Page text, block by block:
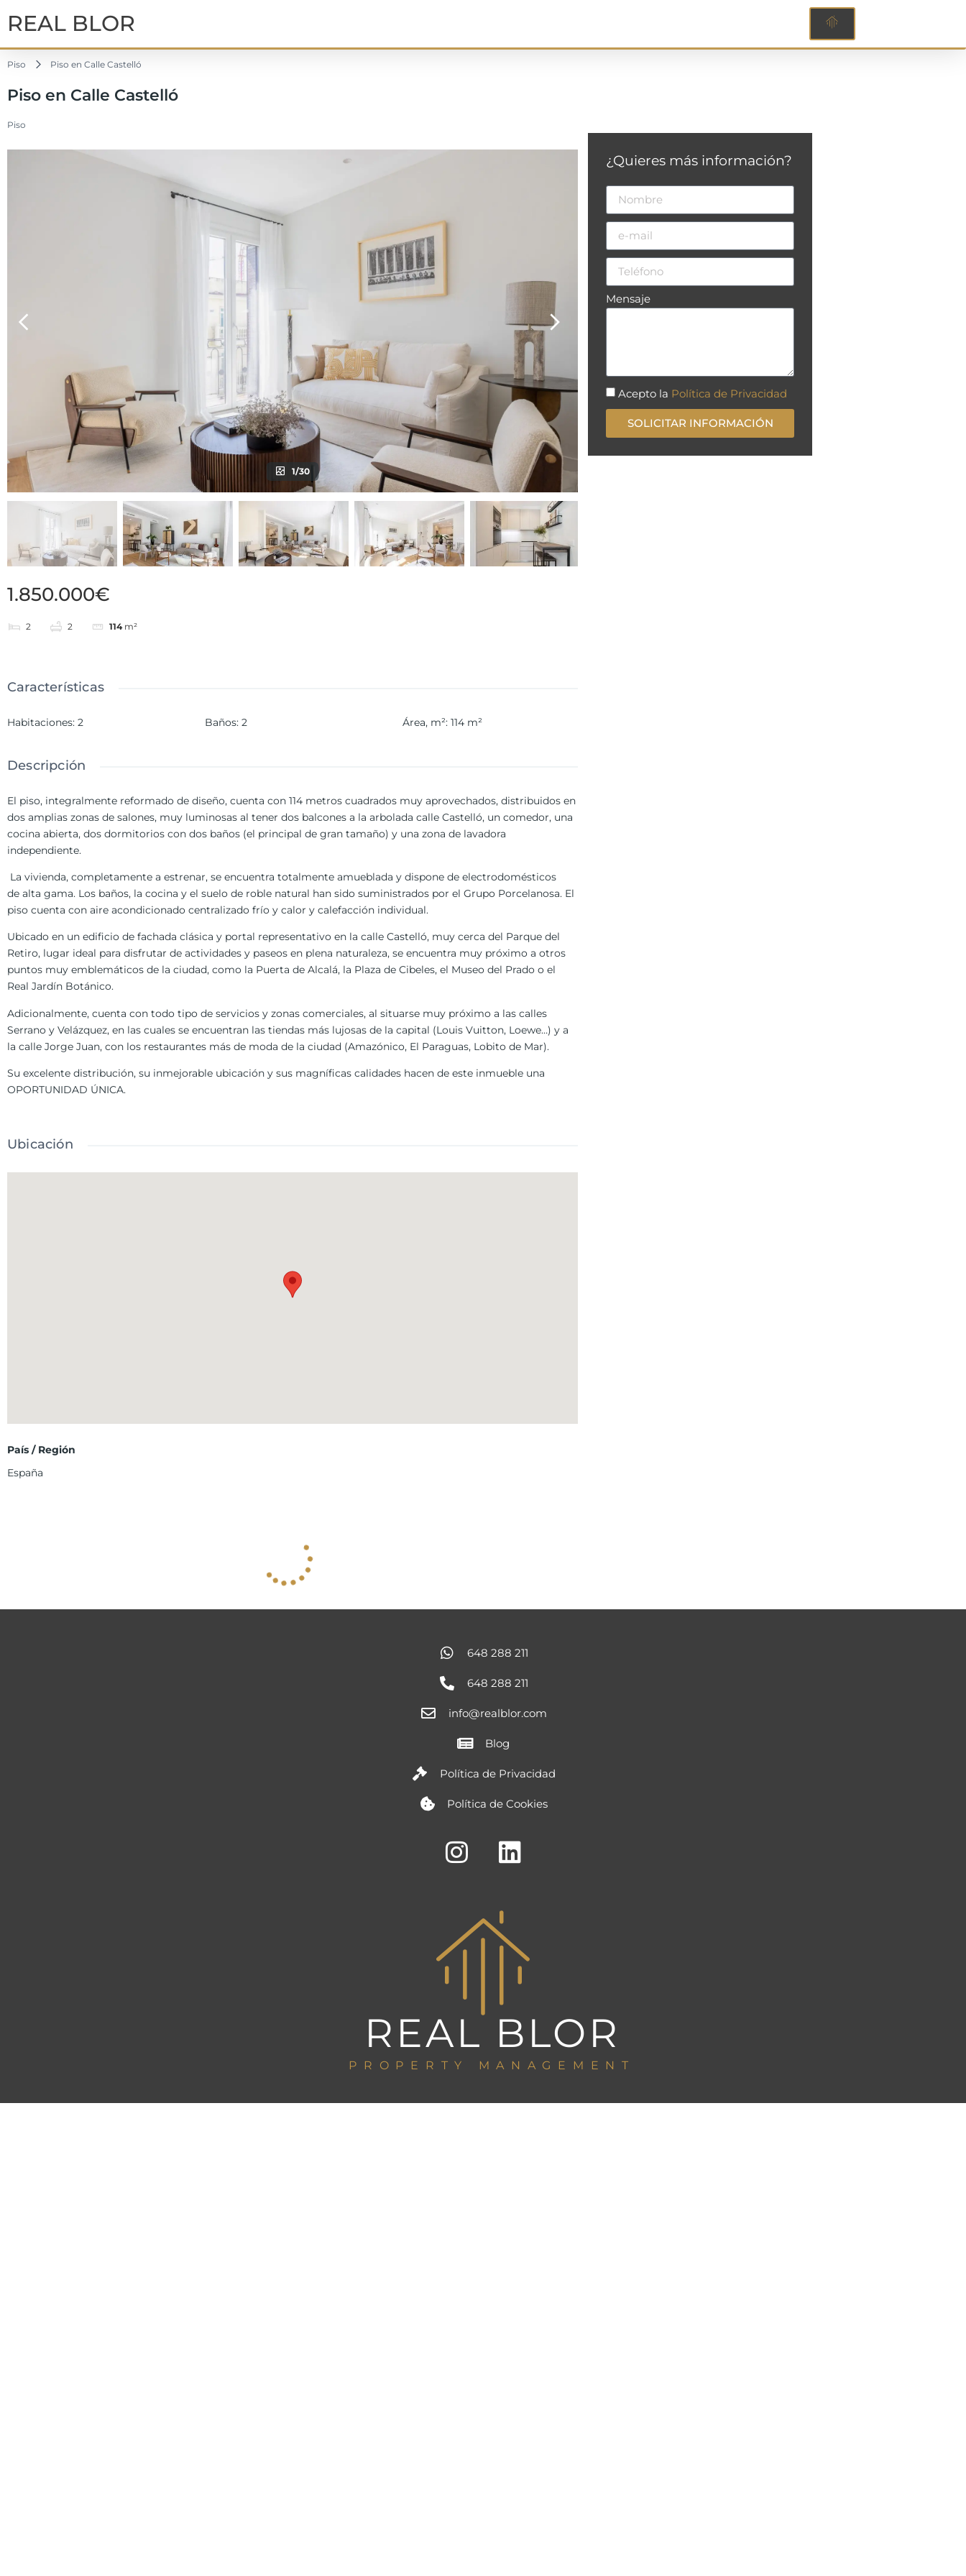
REAL BLOR
Piso Piso en Calle Castelló
Piso en Calle Castelló
Piso
1/30
1.850.000€
2 2 114 m²
Características
Habitaciones: 2 Baños: 2 Área, m²: 114 m²
Descripción
El piso, integralmente reformado de diseño, cuenta con 114 metros cuadrados muy aprovechados, distribuidos en
dos amplias zonas de salones, muy luminosas al tener dos balcones a la arbolada calle Castelló, un comedor, una
cocina abierta, dos dormitorios con dos baños (el principal de gran tamaño) y una zona de lavadora
independiente.
La vivienda, completamente a estrenar, se encuentra totalmente amueblada y dispone de electrodomésticos
de alta gama. Los baños, la cocina y el suelo de roble natural han sido suministrados por el Grupo Porcelanosa. El
piso cuenta con aire acondicionado centralizado frío y calor y calefacción individual.
Ubicado en un edificio de fachada clásica y portal representativo en la calle Castelló, muy cerca del Parque del
Retiro, lugar ideal para disfrutar de actividades y paseos en plena naturaleza, se encuentra muy próximo a otros
puntos muy emblemáticos de la ciudad, como la Puerta de Alcalá, la Plaza de Cibeles, el Museo del Prado o el
Real Jardín Botánico.
Adicionalmente, cuenta con todo tipo de servicios y zonas comerciales, al situarse muy próximo a las calles
Serrano y Velázquez, en las cuales se encuentran las tiendas más lujosas de la capital (Louis Vuitton, Loewe…) y a
la calle Jorge Juan, con los restaurantes más de moda de la ciudad (Amazónico, El Paraguas, Lobito de Mar).
Su excelente distribución, su inmejorable ubicación y sus magníficas calidades hacen de este inmueble una
OPORTUNIDAD ÚNICA.
Ubicación
País / Región
España
¿Quieres más información?
Mensaje
Acepto la Política de Privacidad
SOLICITAR INFORMACIÓN
648 288 211
648 288 211
info@realblor.com
Blog
Política de Privacidad
Política de Cookies
REAL BLOR
PROPERTY MANAGEMENT